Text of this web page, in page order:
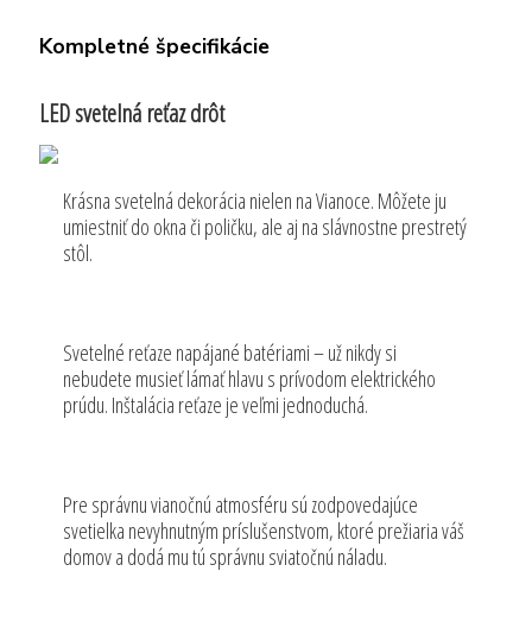
Kompletné špecifikácie
LED svetelná reťaz drôt
Krásna svetelná dekorácia nielen na Vianoce. Môžete ju
umiestniť do okna či poličku, ale aj na slávnostne prestretý
stôl.
Svetelné reťaze napájané batériami – už nikdy si
nebudete musieť lámať hlavu s prívodom elektrického
prúdu. Inštalácia reťaze je veľmi jednoduchá.
Pre správnu vianočnú atmosféru sú zodpovedajúce
svetielka nevyhnutným príslušenstvom, ktoré prežiaria váš
domov a dodá mu tú správnu sviatočnú náladu.